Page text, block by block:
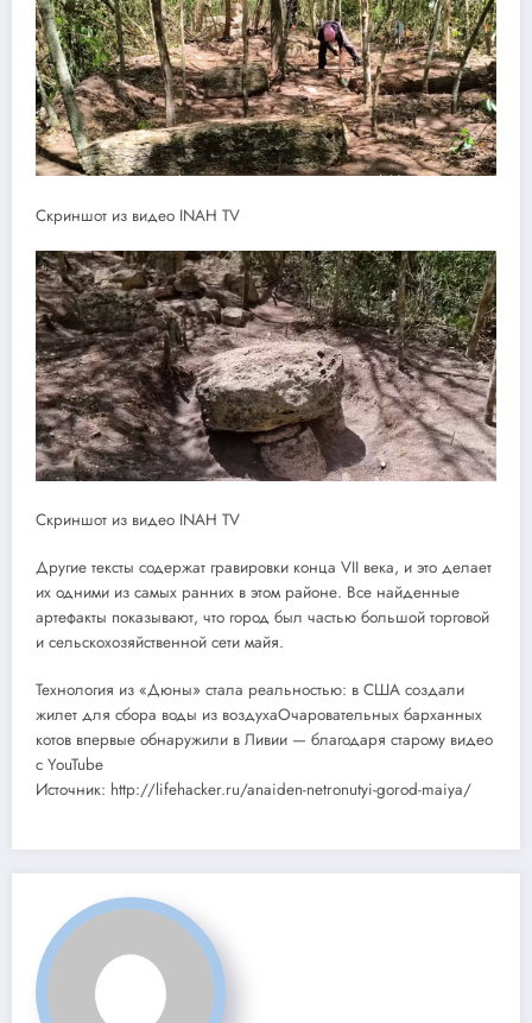
Скриншот из видео INAH TV
Скриншот из видео INAH TV
Другие тексты содержат гравировки конца VII века, и это делает
их одними из самых ранних в этом районе. Все найденные
артефакты показывают, что город был частью большой торговой
и сельскохозяйственной сети майя.
Технология из «Дюны» стала реальностью: в США создали
жилет для сбора воды из воздухаОчаровательных барханных
котов впервые обнаружили в Ливии — благодаря старому видео
с YouTube
Источник: http://lifehacker.ru/anaiden-netronutyi-gorod-maiya/